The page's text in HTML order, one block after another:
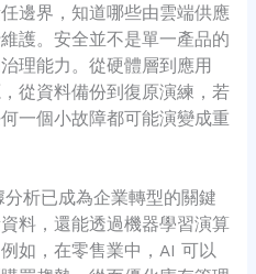
邊界，知道哪些由雲端供應
護。安全並不是單一產品的
理能力。從硬體層到應用
從資料備份到復原演練，若
一個小故障都可能演變成重
析已成為企業轉型的關鍵
料，還能透過機器學習演算
如，在零售業中，AI 可以